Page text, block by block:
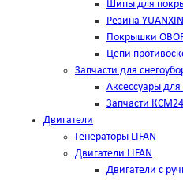
Шипы для
Резина
Покрышки
Цепи
Запчасти для
Аксессуары
Запчасти КСМ24
Двигатели
Генераторы LIFAN
Двигатели LIFAN
Двигатели с